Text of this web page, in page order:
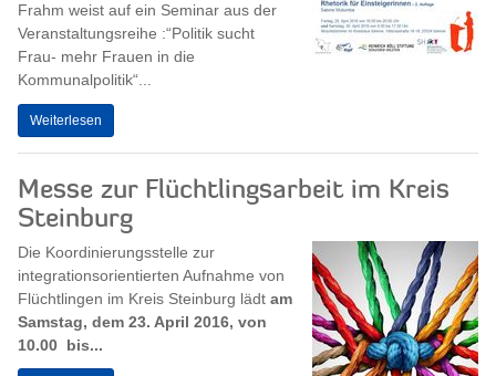
Frahm weist auf ein Seminar aus der
Veranstaltungsreihe :“Politik sucht
Frau- mehr Frauen in die
Kommunalpolitik“...
Weiterlesen
Messe zur Flüchtlingsarbeit im Kreis
Steinburg
Die Koordinierungsstelle zur
integrationsorientierten Aufnahme von
Flüchtlingen im Kreis Steinburg lädt am
Samstag, dem 23. April 2016, von
10.00 bis...